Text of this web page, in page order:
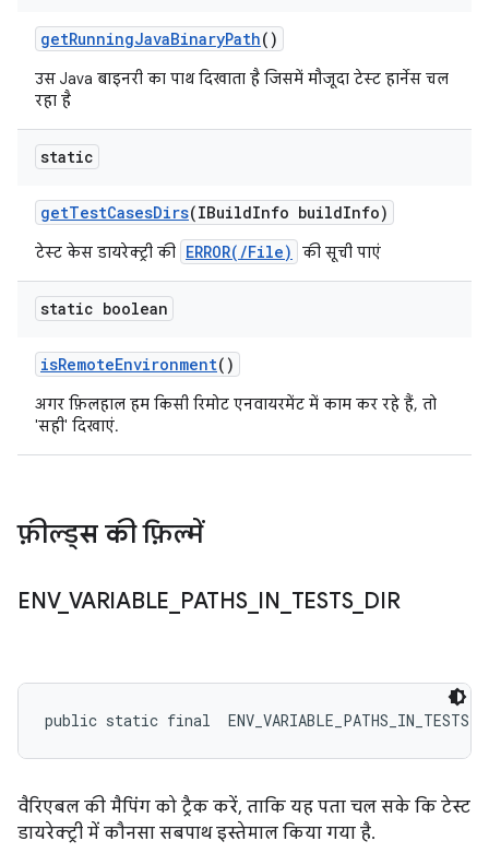
getRunningJavaBinaryPath()
उस Java बाइनरी का पाथ दिखाता है जिसमें मौजूदा टेस्ट हार्नेस चल
रहा है
static
getTestCasesDirs(IBuildInfo buildInfo)
टेस्ट केस डायरेक्ट्री की ERROR(/File) की सूची पाएं
static boolean
isRemoteEnvironment()
अगर फ़िलहाल हम किसी रिमोट एनवायरमेंट में काम कर रहे हैं, तो
'सही' दिखाएं.
फ़ील्ड्स की फ़िल्में
ENV_ VARIABLE PATHS_ IN TESTS_ DIR
public static final
वैरिएबल की मैपिंग को ट्रैक करें, ताकि यह पता चल सके कि टेस्ट
डायरेक्ट्री में कौनसा सबपाथ इस्तेमाल किया गया है.